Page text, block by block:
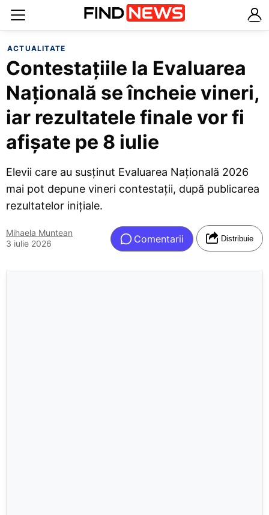
ACTUALITATE
Contestațiile la Evaluarea
Națională se încheie vineri,
iar rezultatele finale vor fi
afișate pe 8 iulie
Elevii care au susținut Evaluarea Națională 2026
mai pot depune vineri contestații, după publicarea
rezultatelor inițiale.
Mihaela Muntean
3 iulie 2026
Comentarii Distribuie